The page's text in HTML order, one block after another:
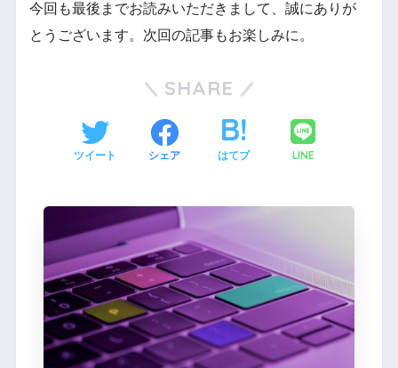
今回も最後までお読みいただきまして、誠にありが
とうございます。次回の記事もお楽しみに。
SHARE
ツイート シェア はてブ LINE